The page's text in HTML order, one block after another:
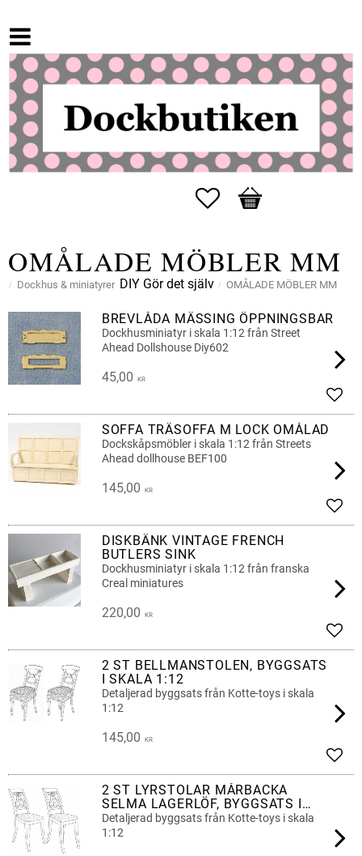
Favoriter
Kundvagn
OMÅLADE MÖBLER MM
Dockhus & miniatyrer DIY Gör det själv OMÅLADE MÖBLER MM
BREVLÅDA MÄSSING ÖPPNINGSBAR
Dockhusminiatyr i skala 1:12 från Street
Ahead Dollshouse Diy602
45,00 KR
SOFFA TRÄSOFFA M LOCK OMÅLAD
Dockskåpsmöbler i skala 1:12 från Streets
Ahead dollhouse BEF100
145,00 KR
DISKBÄNK VINTAGE FRENCH
BUTLERS SINK
Dockhusminiatyr i skala 1:12 från franska
Creal miniatures
220,00 KR
2 ST BELLMANSTOLEN, BYGGSATS
I SKALA 1:12
Detaljerad byggsats från Kotte-toys i skala
1:12
145,00 KR
2 ST LYRSTOLAR MÅRBACKA
SELMA LAGERLÖF, BYGGSATS I
SKALA 1:12
Detaljerad byggsats från Kotte-toys i skala
1:12